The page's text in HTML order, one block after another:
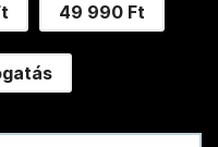
49 990 Ft